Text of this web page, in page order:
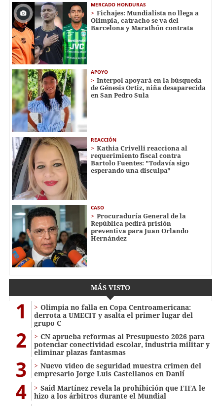
MERCADO HONDURAS
Fichajes: Mundialista no llega a
Olimpia, catracho se va del
Barcelona y Marathón contrata
APOYO
Interpol apoyará en la búsqueda
de Génesis Ortiz, niña desaparecida
en San Pedro Sula
REACCIÓN
Kathia Crivelli reacciona al
requerimiento fiscal contra
Bartolo Fuentes: "Todavía sigo
esperando una disculpa"
CASO
Procuraduría General de la
República pedirá prisión
preventiva para Juan Orlando
Hernández
MÁS VISTO
1
Olimpia no falla en Copa Centroamericana:
derrota a UMECIT y asalta el primer lugar del
grupo C
2
CN aprueba reformas al Presupuesto 2026 para
potenciar conectividad escolar, industria militar y
eliminar plazas fantasmas
3
Nuevo video de seguridad muestra crimen del
empresario Jorge Luis Castellanos en Danlí
4
Saíd Martínez revela la prohibición que FIFA le
hizo a los árbitros durante el Mundial